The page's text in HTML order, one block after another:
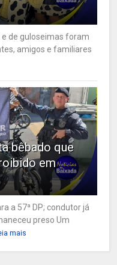
de guloseimas foram
amigos e familiares
bêbado que
em
a 57ª DP; condutor já
preso Um
mais